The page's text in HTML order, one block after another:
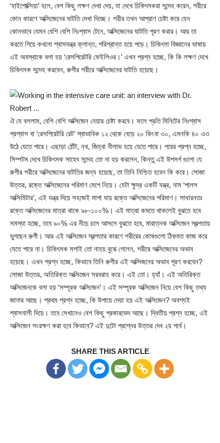
‘হাইপোক্সিয়া’ হলে, বেশ কিছু লক্ষণ দেখা দেয়, যা দেখে চিকিৎসকরা সন্দেহ করেন, শরীরে
কোন কারণে অক্সিজেনের ঘাটতি দেখা দিচ্ছে। শরীর তখন আপ্রাণ চেষ্টা করে যেন
কোনভাবে যেমন বেশি বেশি নিঃশ্বাস টেনে, অক্সিজেনের ঘাটতি পূরণ করার। আর তা
করতে গিয়ে কখনো শ্বাসযন্ত্র ক্লান্ত, পরিশ্রান্ত হয়ে পড়ে। চিকিৎসা বিজ্ঞানের ভাষায়
এই অবস্থাকে বলা হয় ‘রেসপিরেটরি ফেইলিওর।’ এখন প্রশ্ন হচ্ছে, কি কি লক্ষণ দেখে
চিকিৎসক সন্দেহ করবেন, রুগীর শরীরে অক্সিজেনের ঘাটতি হয়েছে।
ঐ যে বললাম, বেশি বেশি অক্সিজেন নেয়ার চেষ্টা করবে। ফলে প্রতি মিনিটের নিঃশ্বাস
প্রশ্বাস বা ‘রেসপিরেটরি রেট’ স্বাভাবিক ১২ থেকে বেড়ে ২০ কিংবা ৩০, এমনকি ৪০ এও
উঠে যেতে পারে। এছাড়া ঠোঁট, নখ, জিহ্বা নীলাভ হয়ে যেতে পারে। পরের প্রশ্ন হচ্ছে,
সিম্পটম দেখে চিকিৎসক সাহেব সন্দেহ তো না হয় করলেন, কিন্তু এই উপসর্গ গুলো যে
রুগীর শরীরে অক্সিজেনের ঘাটতির জন্য হয়েছে, তা তিনি নিশ্চিত হবেন কি করে। সোজা
উত্তর, রক্তে অক্সিজেনের পরিমাণ মেপে নিয়ে। যেটা ক্ষুদ্র একটি যন্ত্র, নাম ‘পালস
অক্সিমিটার’, এই যন্ত্র দিয়ে সহজেই মাপা যায় রক্তে অক্সিজেনের পরিমাণ। সাধারনতঃ
রক্তে অক্সিজেনের মাত্রা থাকে ৯৮-১০০%। এই মাত্রা কমতে থাকলেই বুঝতে হবে
সমস্যা হচ্ছে, তবে ৯০% এর নীচে চলে আসলে বুঝতে হবে, মারাত্নক অক্সিজেন স্বল্পতায়
ভুগছেন রুগী। আর এই অক্সিজেন স্বল্পতার কারণে শরীরের কোষগুলো ঠিকমত কাজ করে
যেতে পারে না। চিকিৎসক মশাই তো নাহয় বুঝে গেলেন, শরীরে অক্সিজেনের অভাব
হয়েছে। এখন প্রশ্ন হচ্ছে, কিভাবে তিনি রুগীর এই অক্সিজনের অভাব পূরণ করবেন?
সোজা উত্তর, অতিরিক্ত অক্সিজেন সরবরাহ করে। এই তো। হ্যাঁ। এই অতিরিক্ত
অক্সিজেনকে বলা হয় ‘সম্পূরক অক্সিজেন’। এই সম্পূরক অক্সিজেন নিয়ে বেশ কিছু তথ্য
জানার আছে। প্রথম প্রশ্ন হচ্ছে, কি উপায়ে দেয়া হয় এই অক্সিজেন? অবশ্যই
শ্বাসনালী দিয়ে। তবে সেখানেও বেশ কিছু প্রকারভেদ আছে। দ্বিতীয় প্রশ্ন হচ্ছে, এই
অক্সিজেন সংরক্ষণ করা হবে কিভাবে? এই দুটো প্রশ্নের উত্তর দেব ২য় পর্বে।
SHARE THIS ARTICLE